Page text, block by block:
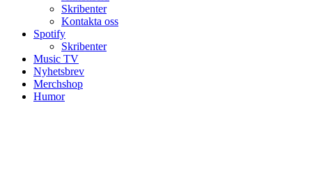
Skribenter
Kontakta oss
Spotify
Skribenter
Music TV
Nyhetsbrev
Merchshop
Humor